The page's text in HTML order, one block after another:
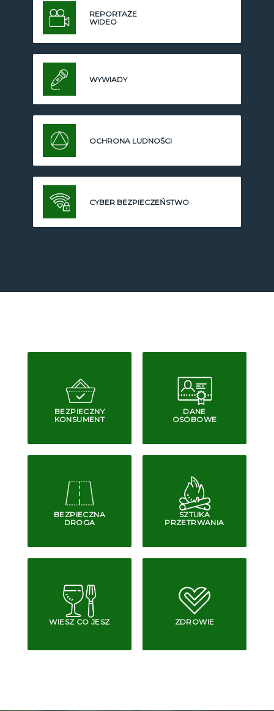
REPORTAŻE
WIDEO
WYWIADY
OCHRONA LUDNOŚCI
CYBER BEZPIECZEŃSTWO
BEZPIECZNY
KONSUMENT
DANE
OSOBOWE
BEZPIECZNA
DROGA
SZTUKA
PRZETRWANIA
WIESZ CO JESZ ZDROWIE